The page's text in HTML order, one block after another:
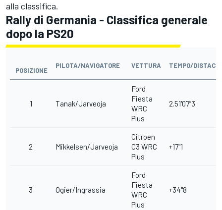
alla classifica.
Rally di Germania - Classifica generale
dopo la PS20
POSIZIONE
PILOTA/NAVIGATORE VETTURA TEMPO/
1 Tanak/Jarveoja
Ford
Fiesta
WRC
Plus
2.51'07”3
2 Mikkelsen/Jarveoja
Citroen
C3 WRC
Plus
+17"1
3 Ogier/Ingrassia
Ford
Fiesta
WRC
Plus
+34"8